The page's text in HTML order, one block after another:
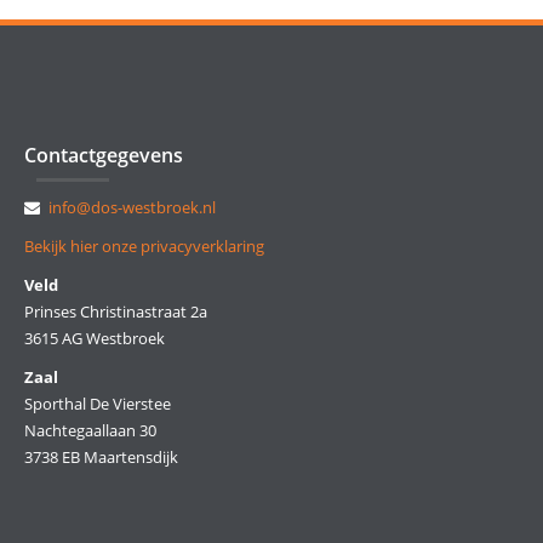
Contactgegevens
info@dos-westbroek.nl
Bekijk hier onze privacyverklaring
Veld
Prinses Christinastraat 2a
3615 AG Westbroek
Zaal
Sporthal De Vierstee
Nachtegaallaan 30
3738 EB Maartensdijk